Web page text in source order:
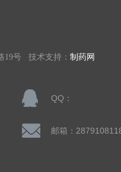
19号 技术支持： 制药网
QQ：
邮箱：